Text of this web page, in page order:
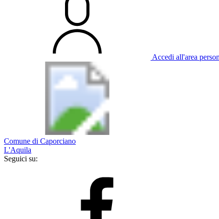
Accedi all'area
Comune di Caporciano
L'Aquila
Seguici su: